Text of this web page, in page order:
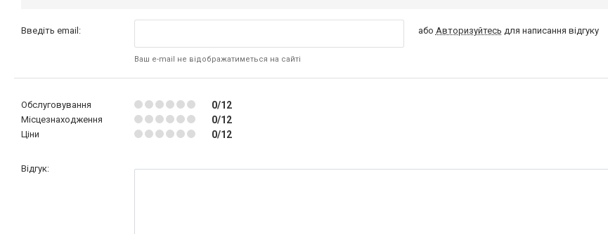
Введіть email:
Ваш e-mail не відображатиметься на сайті
або Авторизуйтесь для написання відгуку
Обслуговування 0/12
Місцезнаходження 0/12
Ціни 0/12
Відгук: